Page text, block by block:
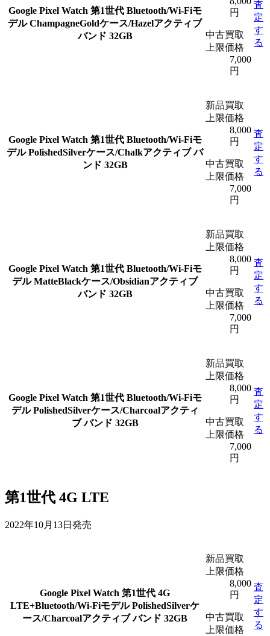
Google Pixel Watch 第1世代 Bluetooth/Wi-Fiモ
デル ChampagneGoldケース/Hazelアクティブ
バンド 32GB
円
中古買取
上限価格
7,000
円
査
定
す
る
Google Pixel Watch 第1世代 Bluetooth/Wi-Fiモ
デル PolishedSilverケース/Chalkアクティブ バ
ンド 32GB
新品買取
上限価格
8,000
円
中古買取
上限価格
7,000
円
査
定
す
る
Google Pixel Watch 第1世代 Bluetooth/Wi-Fiモ
デル MatteBlackケース/Obsidianアクティブ
バンド 32GB
新品買取
上限価格
8,000
円
中古買取
上限価格
7,000
円
査
定
す
る
Google Pixel Watch 第1世代 Bluetooth/Wi-Fiモ
デル PolishedSilverケース/Charcoalアクティ
ブ バンド 32GB
新品買取
上限価格
8,000
円
中古買取
上限価格
7,000
円
査
定
す
る
第1世代 4G LTE
2022年10月13日発売
Google Pixel Watch 第1世代 4G
LTE+Bluetooth/Wi-Fiモデル PolishedSilverケ
ース/Charcoalアクティブ バンド 32GB
新品買取
上限価格
8,000
円
中古買取
上限価格
査
定
す
る